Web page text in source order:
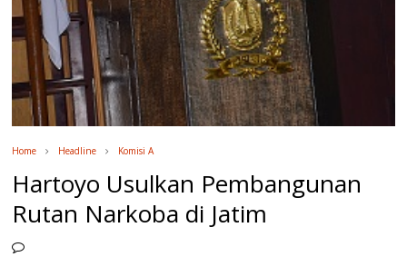
Home Headline Komisi A
Hartoyo Usulkan Pembangunan
Rutan Narkoba di Jatim